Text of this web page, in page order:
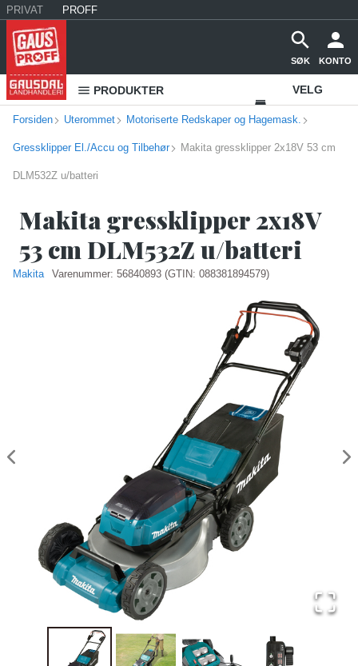
PRIVAT PROFF
SØK KONTO
PRODUKTER VELG
VAREHUS
KONTAKT
Forsiden Uterommet Motoriserte Redskaper og Hagemask.
Gressklipper El./Accu og Tilbehør Makita gressklipper 2x18V 53 cm
DLM532Z u/batteri
Makita gressklipper 2x18V
53 cm DLM532Z u/batteri
Makita Varenummer: 56840893 (GTIN: 088381894579)